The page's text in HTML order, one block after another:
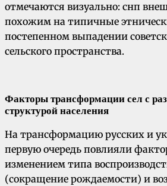
отмечаются визуально: снп
похожим на типичные
постепенном выпадении
сельского пространства.
Факторы трансформации сел с
структурой населения
На трансформацию русских и
первую очередь повлияли
изменением типа
(сокращение рождаемости) и